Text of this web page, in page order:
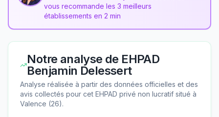
vous recommande les 3 meilleurs
établissements en 2 min
Notre analyse de EHPAD
Benjamin Delessert
Analyse réalisée à partir des données officielles et des
avis collectés pour cet EHPAD privé non lucratif situé à
Valence (26).